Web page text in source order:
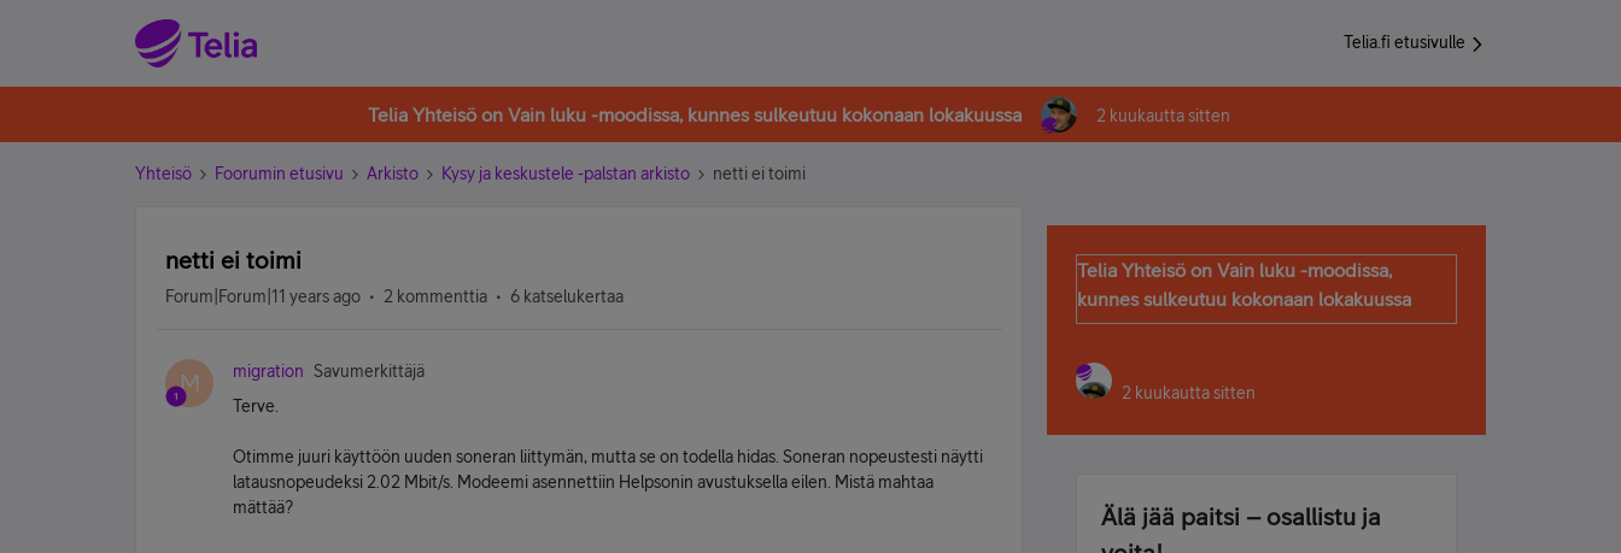
Telia.fi etusivulle
Telia Yhteisö on Vain luku -moodissa, kunnes sulkeutuu kokonaan lokakuussa 2 kuukautta sitten
Yhteisö Foorumin etusivu Arkisto Kysy ja keskustele -palstan arkisto netti ei toimi
netti ei toimi
Forum|Forum|11 years ago 2 kommenttia 6 katselukertaa
M migration
Savumerkittäjä
Terve.
Otimme juuri käyttöön uuden soneran liittymän, mutta se on todella hidas. Soneran nopeustesti näytti
latausnopeudeksi 2.02 Mbit/s. Modeemi asennettiin Helpsonin avustuksella eilen. Mistä mahtaa
mättää?
Telia Yhteisö on Vain luku -moodissa,
kunnes sulkeutuu kokonaan lokakuussa
2 kuukautta sitten
Älä jää paitsi – osallistu ja